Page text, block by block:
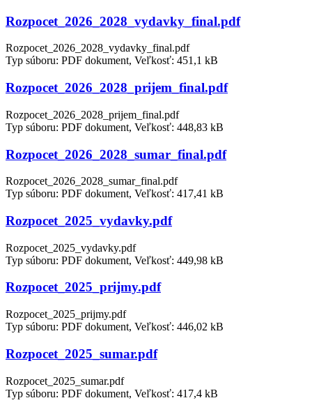
Rozpocet_2026_2028_vydavky_final.pdf
Rozpocet_2026_2028_vydavky_final.pdf
Typ súboru: PDF dokument, Veľkosť: 451,1 kB
Rozpocet_2026_2028_prijem_final.pdf
Rozpocet_2026_2028_prijem_final.pdf
Typ súboru: PDF dokument, Veľkosť: 448,83 kB
Rozpocet_2026_2028_sumar_final.pdf
Rozpocet_2026_2028_sumar_final.pdf
Typ súboru: PDF dokument, Veľkosť: 417,41 kB
Rozpocet_2025_vydavky.pdf
Rozpocet_2025_vydavky.pdf
Typ súboru: PDF dokument, Veľkosť: 449,98 kB
Rozpocet_2025_prijmy.pdf
Rozpocet_2025_prijmy.pdf
Typ súboru: PDF dokument, Veľkosť: 446,02 kB
Rozpocet_2025_sumar.pdf
Rozpocet_2025_sumar.pdf
Typ súboru: PDF dokument, Veľkosť: 417,4 kB